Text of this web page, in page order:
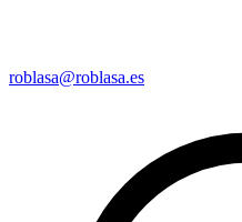
roblasa@roblasa.es